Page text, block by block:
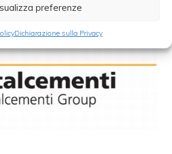
preferenze
Dichiarazione sulla Privacy
dal mercato